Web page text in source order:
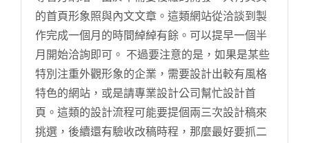
的首頁形象照與內文文章。這類網站從洽談到製
作完成一個月的時間綽綽有餘。可以提早一個半
月開始洽詢即可。 不過要注意的是，如果是某些
特別注重外觀形象的企業，需要設計出較有風格
特色的網站，或是請專業設計公司幫忙設計首
頁。這類的設計流程可能要提個兩三次設計稿來
挑選，後續還有驗收改稿時程，那麼最好要抓二